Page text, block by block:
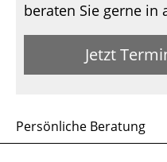
beraten Sie gerne in
Jetzt
Persönliche Beratung